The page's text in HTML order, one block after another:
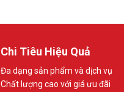
Chi Tiêu Hiệu Quả
Đa dạng sản phẩm và dịch vụ
Chất lượng cao với giá ưu đãi